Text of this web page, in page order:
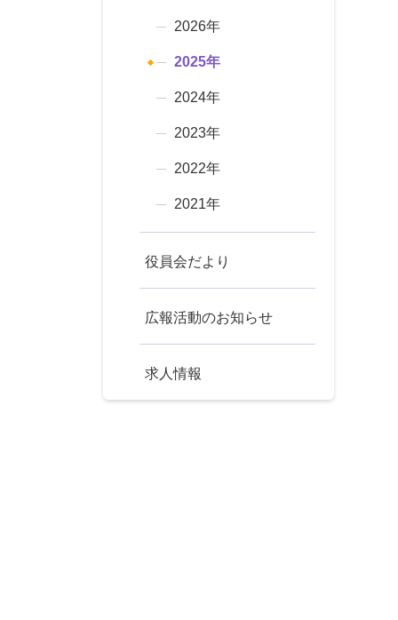
2026年
2025年
2024年
2023年
2022年
2021年
役員会だより
広報活動のお知らせ
求人情報